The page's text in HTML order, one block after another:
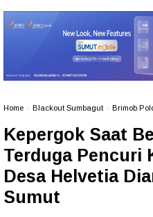
Home Blackout Sumbagut Brimob
Kepergok Saat
Terduga Pencuri
Desa Helvetia
Sumut